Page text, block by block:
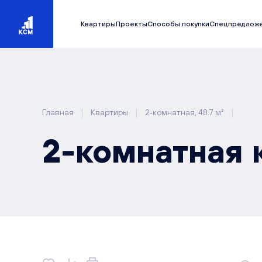
КвартирыПроектыСпособы покупки
Главная | Квартиры | 2-комнатная, 48.7 м² |
2-комнатная